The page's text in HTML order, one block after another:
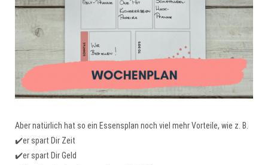
Aber natürlich hat so ein Essensplan noch viel mehr Vorteile, wie z. B.
✔️er spart Dir Zeit
✔️er spart Dir Geld